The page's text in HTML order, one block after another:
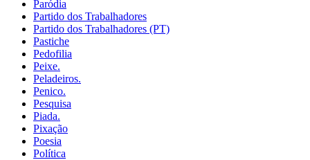
Paródia
Partido dos Trabalhadores
Partido dos Trabalhadores (PT)
Pastiche
Pedofilia
Peixe.
Peladeiros.
Penico.
Pesquisa
Piada.
Pixação
Poesia
Política